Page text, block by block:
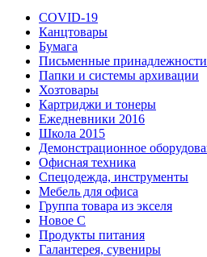
COVID-19
Канцтовары
Бумага
Письменные принадлежности
Папки и системы архивации
Хозтовары
Картриджи и тонеры
Ежедневники 2016
Школа 2015
Демонстрационное
Офисная техника
Спецодежда, инструменты
Мебель для офиса
Группа товара из экселя
Новое С
Продукты питания
Галантерея, сувениры